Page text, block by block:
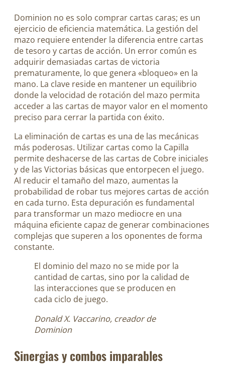
Dominion no es solo comprar cartas caras; es un
ejercicio de eficiencia matemática. La gestión del
mazo requiere entender la diferencia entre cartas
de tesoro y cartas de acción. Un error común es
adquirir demasiadas cartas de victoria
prematuramente, lo que genera «bloqueo» en la
mano. La clave reside en mantener un equilibrio
donde la velocidad de rotación del mazo permita
acceder a las cartas de mayor valor en el momento
preciso para cerrar la partida con éxito.
La eliminación de cartas es una de las mecánicas
más poderosas. Utilizar cartas como la Capilla
permite deshacerse de las cartas de Cobre iniciales
y de las Victorias básicas que entorpecen el juego.
Al reducir el tamaño del mazo, aumentas la
probabilidad de robar tus mejores cartas de acción
en cada turno. Esta depuración es fundamental
para transformar un mazo mediocre en una
máquina eficiente capaz de generar combinaciones
complejas que superen a los oponentes de forma
constante.
El dominio del mazo no se mide por la
cantidad de cartas, sino por la calidad de
las interacciones que se producen en
cada ciclo de juego.
Donald X. Vaccarino, creador de
Dominion
Sinergias y combos imparables